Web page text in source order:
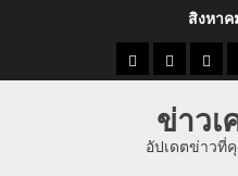
สิงหาค
ราคาแนว
ราคา
ทอง
ข่าว
นี้
ข่าวเ
อัปเดตข่าวที่